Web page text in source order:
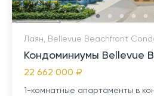
Лаян, Bellevue Beachfront
Кондоминиумы Bellevue
22 662 000 ₽
1-комнатные апартаменты в